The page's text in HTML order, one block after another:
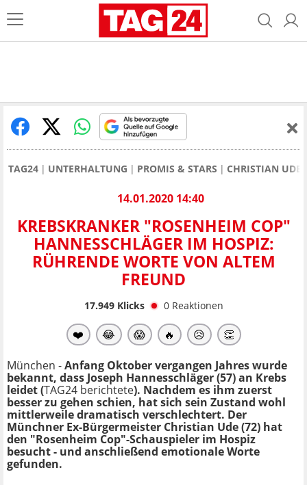
TAG24 UNTERHALTUNG PROMIS & STARS CHRISTIAN UDE
14.01.2020 14:40
KREBSKRANKER "ROSENHEIM COP"
HANNESSCHLÄGER IM HOSPIZ:
RÜHRENDE WORTE VON ALTEM
FREUND
17.949Klicks 0 Reaktionen
❤️ 😂 😱 🔥 😥 👏
München -Anfang Oktober vergangen Jahres wurde
bekannt, dass Joseph Hannesschläger (57) an Krebs
leidet (TAG24 berichtete). Nachdem es ihm zuerst
besser zu gehen schien, hat sich sein Zustand wohl
mittlerweile dramatisch verschlechtert. Der
Münchner Ex-Bürgermeister Christian Ude (72) hat
den "Rosenheim Cop"-Schauspieler im Hospiz
besucht - und anschließend emotionale Worte
gefunden.